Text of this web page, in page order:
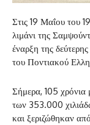
Στις 19 Μαΐου του
λιμάνι της
έναρξη της
του Ποντιακού
Σήμερα, 105 χρόνια
των 353.000
και ξεριζώθηκαν